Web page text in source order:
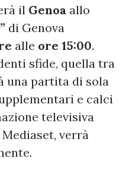
il Genoa allo
di Genova
alle ore 15:00.
sfide, quella tra
una partita di sola
e calci
televisiva
verrà